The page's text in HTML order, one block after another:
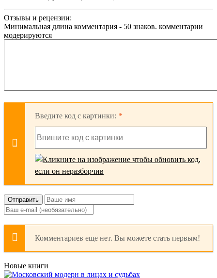
Отзывы и рецензии:
Минимальная длина комментария - 50 знаков. комментарии
модерируются
Введите код с картинки:
Отправить
Комментариев еще нет. Вы можете стать первым!
Новые книги